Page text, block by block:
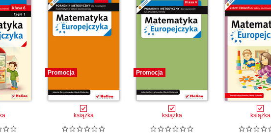
Promocja
książka
Promocja
książka książka